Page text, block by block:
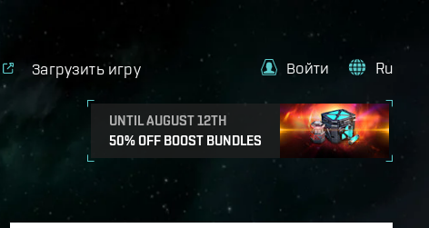
Загрузить игру
UNTIL AUGUST 12TH
50% OFF BOOST BUNDLES
Войти Ru